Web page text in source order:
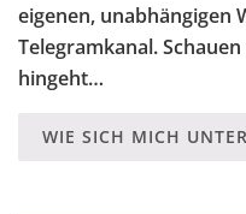
eigenen, unabhängigen
Telegramkanal.
hingeht…
WIE SICH MICH